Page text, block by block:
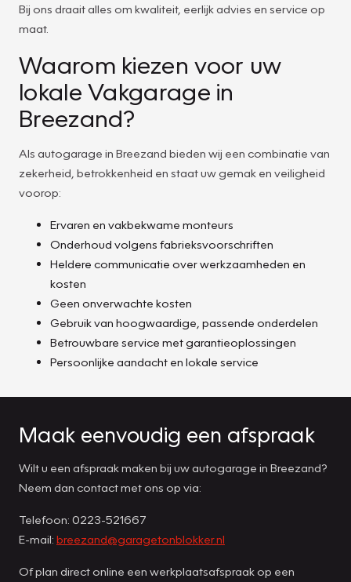
Bij ons draait alles om kwaliteit, eerlijk advies en service op
maat.
Waarom kiezen voor uw
lokale Vakgarage in
Breezand?
Als autogarage in Breezand bieden wij een combinatie van
zekerheid, betrokkenheid en staat uw gemak en veiligheid
voorop:
Ervaren en vakbekwame monteurs
Onderhoud volgens fabrieksvoorschriften
Heldere communicatie over werkzaamheden en
kosten
Geen onverwachte kosten
Gebruik van hoogwaardige, passende onderdelen
Betrouwbare service met garantieoplossingen
Persoonlijke aandacht en lokale service
Maak eenvoudig een afspraak
Wilt u een afspraak maken bij uw autogarage in Breezand?
Neem dan contact met ons op via:
Telefoon: 0223-521667
E-mail: breezand@garagetonblokker.nl
Of plan direct online een werkplaatsafspraak op een